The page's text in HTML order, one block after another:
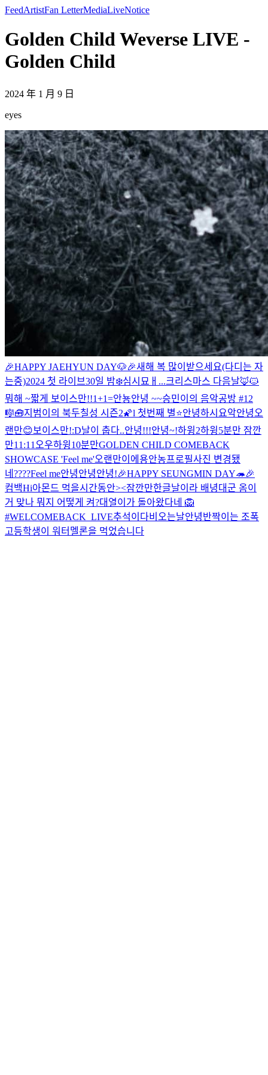
FeedArtistFan LetterMediaLiveNotice
Golden Child Weverse LIVE -
Golden Child
2024 年 1 月 9 日
eyes
🎉HAPPY JAEHYUN DAY🐶🎉새해 복 많이받으세요(다디는 자
는중)2024 첫 라이브30일 밤❄️심시묘ㅐ...크리스마스 다음날🦊🐱
뭐해 ~짧게 보이스만!!1+1=안뇽안녕 ~~승민이의 음악공방 #12
🎼🧰지범이의 북두칠성 시즌2🌠l 첫번째 별⭐안녕하시요악안녕 오
랜만😊보이스만!:D날이 춥다..안녕!!!안녕~!하윙2하윙5분만 잠깐
만11:11 오우하윙10분만GOLDEN CHILD COMEBACK
SHOWCASE 'Feel me'오랜만이에용안농프로필사진 변경됐
네????Feel me안녕안녕안녕!🎉HAPPY SEUNGMIN DAY🦔🎉
컴백Hi아몬드 먹을시간동안><잠깐만한글날이라 배녕대군 옴이
거 맞나 뭐지 어떻게 켜?대열이가 돌아왔다네 🦁
#WELCOMEBACK_LIVE추석이다비오는날안녕반짝이는 조폭
고등학생이 워터멜론을 먹었습니다